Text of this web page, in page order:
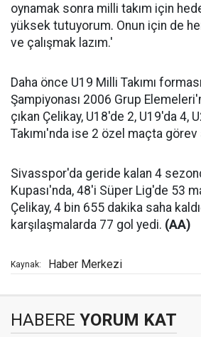
oynamak sonra milli takım için
yüksek tutuyorum. Onun için de
ve çalışmak lazım.'
Daha önce U19 Milli Takımı
Şampiyonası 2006 Grup
çıkan Çelikay, U18'de 2, U19'da 4,
Takımı'nda ise 2 özel maçta görev
Sivasspor'da geride kalan 4
Kupası'nda, 48'i Süper Lig'de 53
Çelikay, 4 bin 655 dakika saha
karşılaşmalarda 77 gol yedi. (AA)
Kaynak: Haber Merkezi
HABERE YORUM KAT